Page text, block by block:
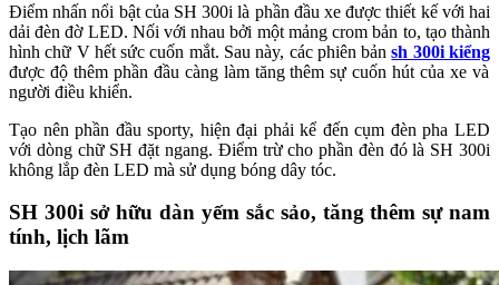
Điểm nhấn nổi bật của SH 300i là phần đầu xe được thiết kế với hai
dải đèn đờ LED. Nối với nhau bởi một mảng crom bản to, tạo thành
hình chữ V hết sức cuốn mắt. Sau này, các phiên bảnsh 300i kiểng
được độ thêm phần đầu càng làm tăng thêm sự cuốn hút của xe và
người điều khiển.
Tạo nên phần đầu sporty, hiện đại phải kể đến cụm đèn pha LED
với dòng chữ SH đặt ngang. Điểm trừ cho phần đèn đó là SH 300i
không lắp đèn LED mà sử dụng bóng dây tóc.
SH 300i sở hữu dàn yếm sắc sảo, tăng thêm sự nam
tính, lịch lãm